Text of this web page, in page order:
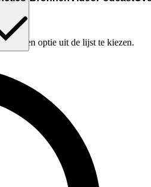
om een optie uit de lijst te kiezen.